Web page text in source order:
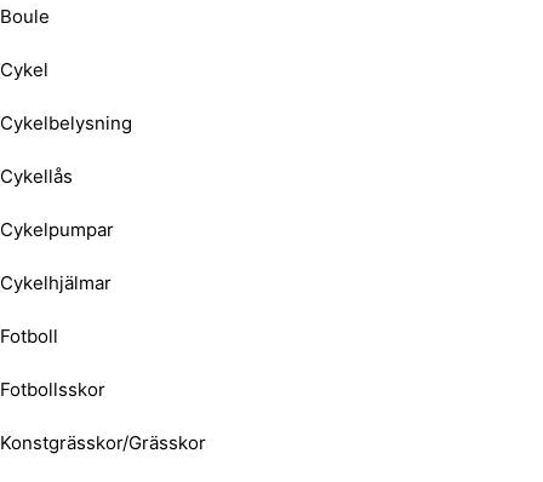
Boule
Cykel
Cykelbelysning
Cykellås
Cykelpumpar
Cykelhjälmar
Fotboll
Fotbollsskor
Konstgrässkor/Grässkor